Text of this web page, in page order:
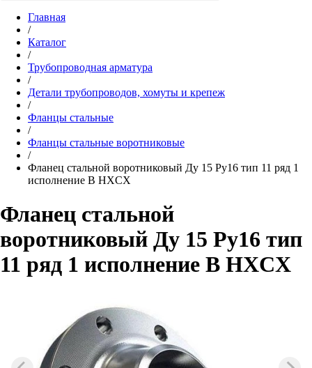
Главная
/
Каталог
/
Трубопроводная арматура
/
Детали трубопроводов, хомуты и крепеж
/
Фланцы стальные
/
Фланцы стальные воротниковые
/
Фланец стальной воротниковый Ду 15 Ру16 тип 11 ряд 1
исполнение B HXCX
Фланец стальной
воротниковый Ду 15 Ру16 тип
11 ряд 1 исполнение B HXCX